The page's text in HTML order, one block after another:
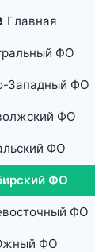
Главная
ФО
Западный ФО
ФО
ФО
ФО
ФО
ФО